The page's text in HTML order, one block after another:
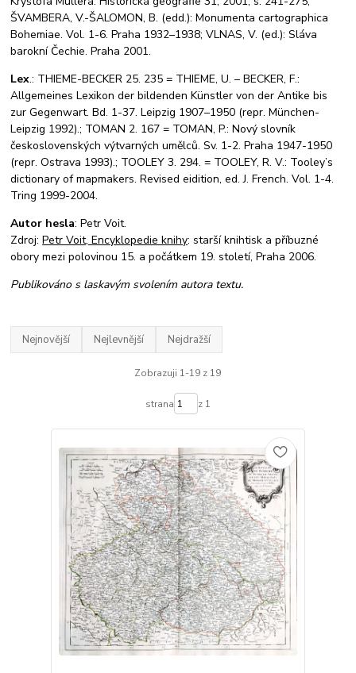
ŠVAMBERA, V.-ŠALOMON, B. (edd.): Monumenta cartographica
Bohemiae. Vol. 1-6. Praha 1932–1938; VLNAS, V. (ed.): Sláva
barokní Čechie. Praha 2001.
Lex.: THIEME-BECKER 25. 235 = THIEME, U. – BECKER, F.:
Allgemeines Lexikon der bildenden Künstler von der Antike bis
zur Gegenwart. Bd. 1-37. Leipzig 1907–1950 (repr. München-
Leipzig 1992).; TOMAN 2. 167 = TOMAN, P.: Nový slovník
československých výtvarných umělců. Sv. 1-2. Praha 1947-1950
(repr. Ostrava 1993).; TOOLEY 3. 294. = TOOLEY, R. V.: Tooley’s
dictionary of mapmakers. Revised eidition, ed. J. French. Vol. 1-4.
Tring 1999-2004.
Autor hesla: Petr Voit.
Zdroj:Petr Voit, Encyklopedie knihy: starší knihtisk a příbuzné
obory mezi polovinou 15. a počátkem 19. století, Praha 2006.
Publikováno s laskavým svolením autora textu.
Nejnovější Nejlevnější Nejdražší
Zobrazuji 1-19 z 19
strana z 1